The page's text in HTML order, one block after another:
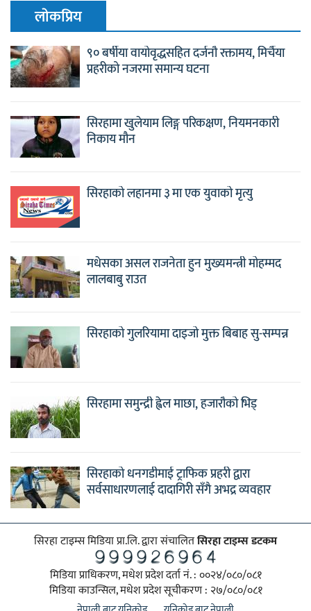
लाेकप्रिय
९० बर्षीया वायोवृद्धसहित दर्जनौ रक्तामय, मिर्चैया
प्रहरीको नजरमा समान्य घटना
सिरहामा खुलेयाम लिङ्ग परिकक्षण, नियमनकारी
निकाय मौन
सिरहाको लहानमा ३ मा एक युवाको मृत्यु
मधेसका असल राजनेता हुन मुख्यमन्त्री मोहम्मद
लालबाबु राउत
सिरहाको गुलरियामा दाइजो मुक्त बिबाह सु-सम्पन्न
सिरहामा समुन्द्री ह्वेल माछा, हजारौको भिड्
सिरहाको धनगडीमाई ट्राफिक प्रहरी द्वारा
सर्वसाधारणलाई दादागिरी सँगै अभद्र व्यवहार
सिरहा टाइम्स मिडिया प्रा.लि. द्वारा संचालितसिरहा टाइम्स डटकम
मिडिया प्राधिकरण, मधेश प्रदेश दर्ता नं. : ००२४/०८०/०८१
मिडिया काउन्सिल, मधेश प्रदेश सूचीकरण : २७/०८०/०८१